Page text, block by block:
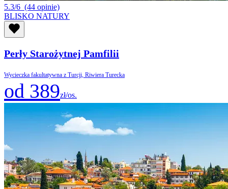
5.3/6 (44 opinie)
BLISKO NATURY
Perły Starożytnej Pamfilii
Wycieczka fakultatywna z Turcji, Riwiera Turecka
od 389zł/os.